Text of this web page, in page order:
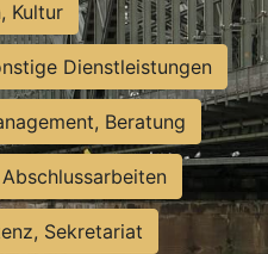
Kultur
Dienstleistungen
Beratung
Sekretariat